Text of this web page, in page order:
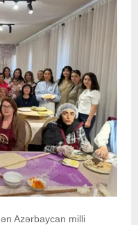
Azərbaycan milli